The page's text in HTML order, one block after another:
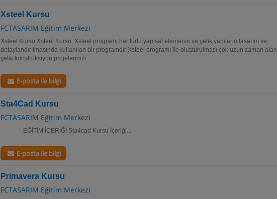
Xsteel Kursu
FCTASARIM Eğitim Merkezi
Xsteel Kursu Xsteel Kursu, Xsteel programı her türlü yapısal elemanın ve çelik yapıların tasarım ve
detaylandırılmasında kullanılan bir programdır Xsteel programı ile oluşturulması çok uzun zaman alan
çelik konstrüksiyon projelerinizi...
E-posta ile bilgi
Sta4Cad Kursu
FCTASARIM Eğitim Merkezi
EĞİTİM İÇERİĞİ Sta4cad Kursu İçeriği...
E-posta ile bilgi
Primavera Kursu
FCTASARIM Eğitim Merkezi